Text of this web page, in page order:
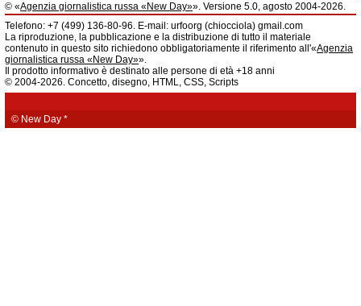
© «Agenzia giornalistica russa «New Day»». Versione 5.0, agosto 2004-2026.
Informazioni
Agenzia giornalistica russa «New Day» registrata dal Servizio federale di
telecomunicazioni, tecnologie informatiche e mass media della Federazione
Russa. Certificato di registrazione dei mass media: EL № FS 77 - 61044 del 5
marzo 2015.
Fondatore: «New Day» S.r.l., indirizzo di redazione: 620014, città di
Ekaterinburgo, via Radišev, pal.6, scala «А», uff. 1104.
fornisce informazioni.
Telefono: +7 (499) 136-80-96. E-mail: urfoorg (chiocciola) gmail.com
La riproduzione, la pubblicazione e la distribuzione di tutto il materiale
contenuto in questo sito richiedono obbligatoriamente il riferimento all'«Agenzia
giornalistica russa «New Day»».
Il prodotto informativo è destinato alle persone di età +18 anni
© 2004-2026. Concetto, disegno, HTML, CSS, Scripts
© New Day *